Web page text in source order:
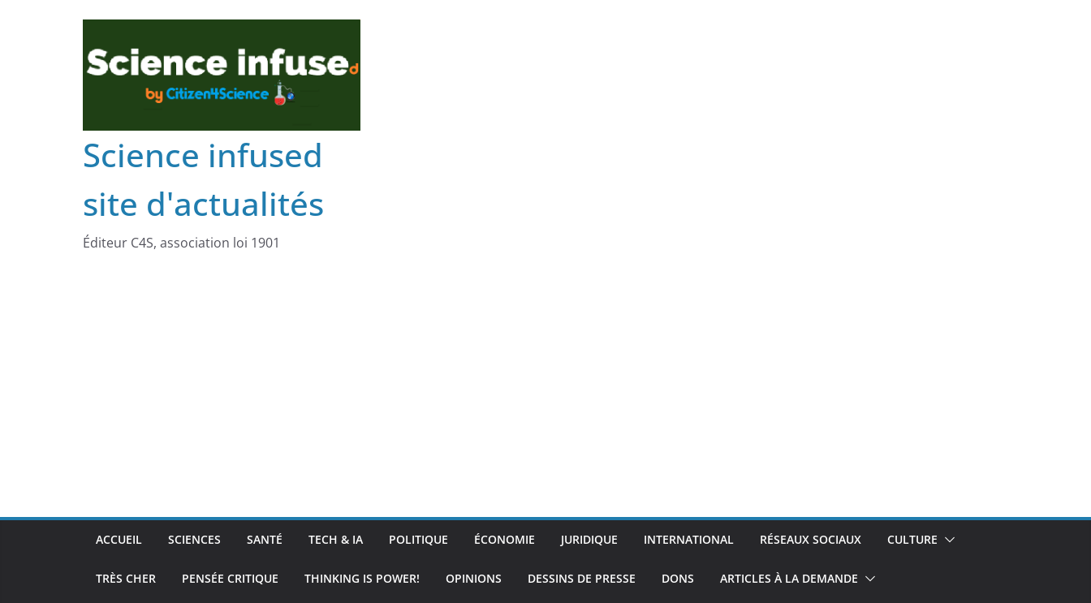
Science infused
site d'actualités
Éditeur C4S, association loi 1901
ACCUEIL SCIENCES SANTÉ TECH & IA POLITIQUE ÉCONOMIE JURIDIQUE INTERNATIONAL RÉSEAUX SOCIAUX CULTURE
TRÈS CHER PENSÉE CRITIQUE THINKING IS POWER! OPINIONS DESSINS DE PRESSE DONS ARTICLES À LA DEMANDE